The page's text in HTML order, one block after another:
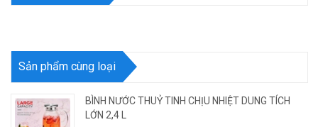
Sản phẩm cùng loại
BÌNH NƯỚC THUỶ TINH CHỊU NHIỆT DUNG TÍCH
LỚN 2,4 L